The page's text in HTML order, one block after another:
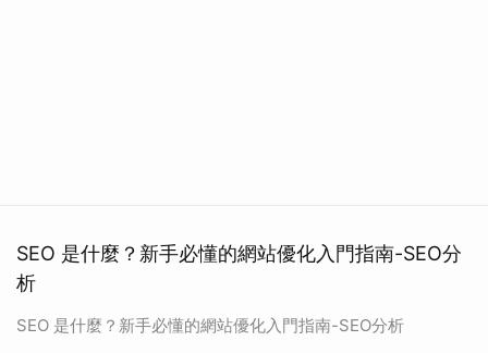
SEO 是什麼？新手必懂的網站優化入門指南-SEO分
析
SEO 是什麼？新手必懂的網站優化入門指南-SEO分析